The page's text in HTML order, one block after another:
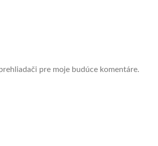
pre moje budúce komentáre.